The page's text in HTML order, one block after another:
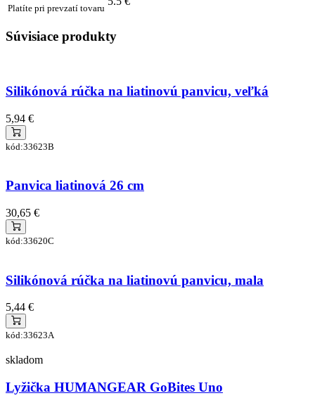
Platíte pri prevzatí tovaru
Súvisiace produkty
Silikónová rúčka na liatinovú panvicu, veľká
5,94 €
kód:33623B
Panvica liatinová 26 cm
30,65 €
kód:33620C
Silikónová rúčka na liatinovú panvicu, mala
5,44 €
kód:33623A
skladom
Lyžička HUMANGEAR GoBites Uno